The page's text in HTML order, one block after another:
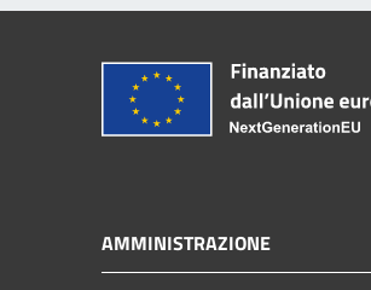
AMMINISTRAZIONE